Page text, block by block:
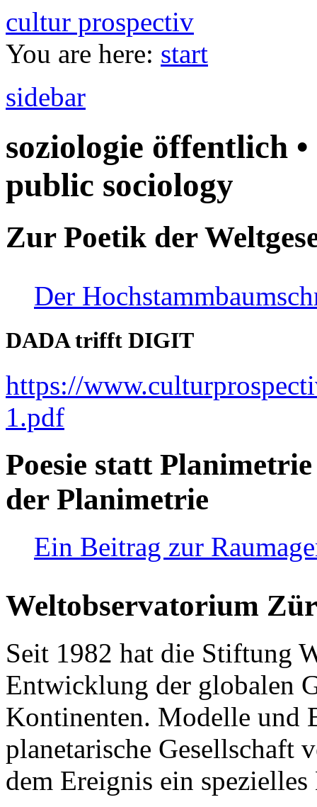
cultur prospectiv
You are here: start
sidebar
soziologie öffentlich
public sociology
Zur Poetik der
Der
DADA trifft DIGIT
https://
1.pdf
Poesie statt
der Planimetrie
Ein Beitrag zur
Weltobservatorium
Seit 1982 hat die Stiftung
Entwicklung der globalen
Kontinenten. Modelle und
planetarische Gesellschaft
dem Ereignis ein